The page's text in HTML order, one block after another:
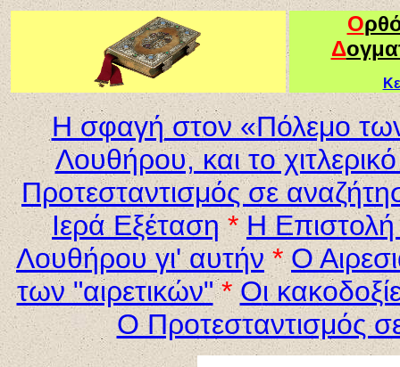
Ο
Δ
Η σφαγή στον «Πόλεμο
Λουθήρου, και το
Προτεσταντισμός σε
Ιερά Εξέταση*Η
Λουθήρου γι' αυτήν*Ο
των "αιρετικών"*Οι
Ο Προτεσταντισμός